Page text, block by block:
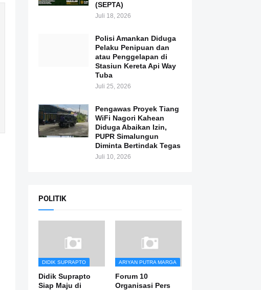
(SEPTA)
Juli 18, 2026
Polisi Amankan Diduga
Pelaku Penipuan dan
atau Penggelapan di
Stasiun Kereta Api Way
Tuba
Juli 25, 2026
Pengawas Proyek Tiang
WiFi Nagori Kahean
Diduga Abaikan Izin,
PUPR Simalungun
Diminta Bertindak Tegas
Juli 10, 2026
POLITIK
DIDIK SUPRAPTO
Didik Suprapto
Siap Maju di
ARIYAN PUTRA MARGA
Forum 10
Organisasi Pers